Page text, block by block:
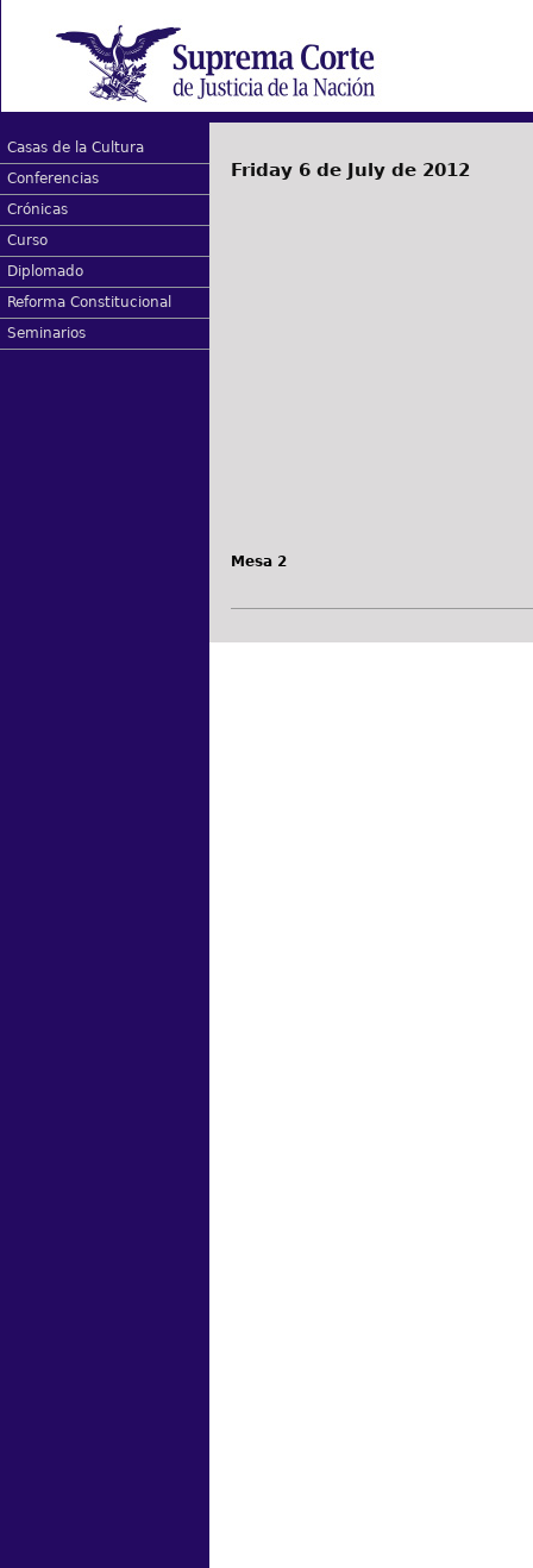
Casas de la Cultura
Conferencias
Crónicas
Curso
Diplomado
Reforma Constitucional
Seminarios
Friday 6 de July de 2012
Mesa 2